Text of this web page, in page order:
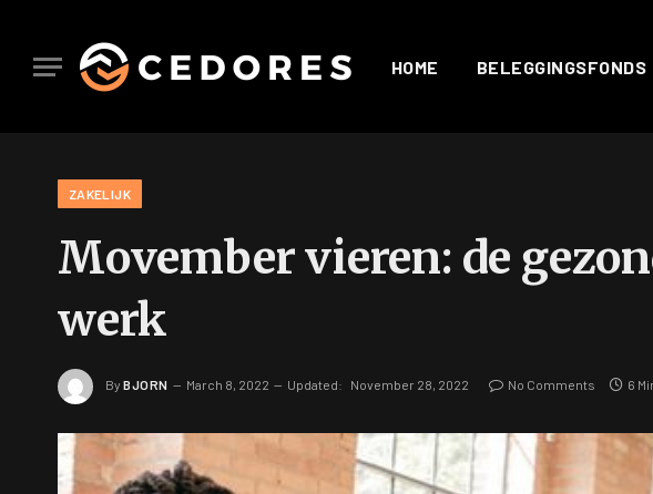
HOME BELEGGINGSFONDS
ZAKELIJK
Movember vieren: de
werk
By BJORN March 8, 2022 Updated: November 28, 2022 No Comments 6